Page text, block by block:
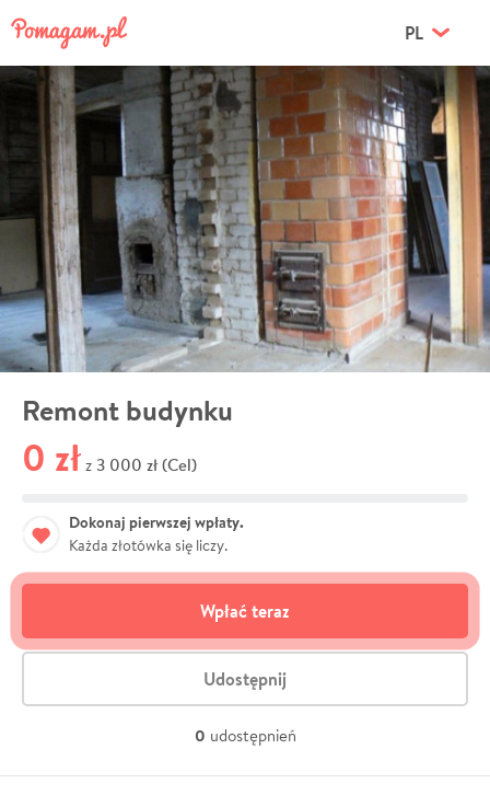
PL
Remont budynku
0 zł z 3 000 zł (Cel)
Dokonaj pierwszej wpłaty.
Każda złotówka się liczy.
Wpłać teraz
Udostępnij
0 udostępnień